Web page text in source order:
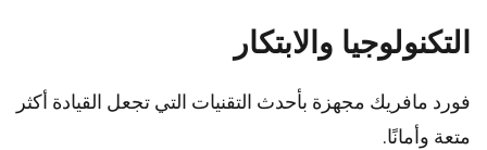
التكنولوجيا والابتكار
فورد مافريك مجهزة بأحدث التقنيات التي تجعل القيادة أكثر
متعة وأمانًا.